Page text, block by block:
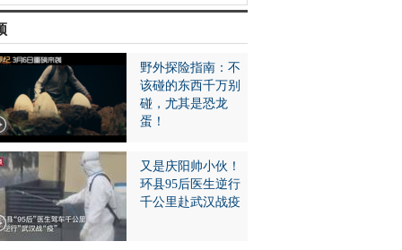
野外探险指南：不
该碰的东西千万别
碰，尤其是恐龙
蛋！
又是庆阳帅小伙！
环县95后医生逆行
千公里赴武汉战疫